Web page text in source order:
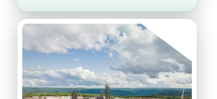
Вместо утилизации — газовые объекты
с более глубокой переработкой
Продукты с высокой добавленной
стоимостью